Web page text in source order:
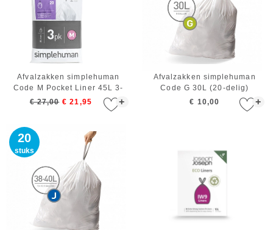
+
Afvalzakken simplehuman
Code M Pocket Liner 45L 3-
Pack (3x20-Delig)
€ 27,00 € 21,95 +
Afvalzakken simplehuman
Code G 30L (20-delig)
€ 10,00
20
stuks